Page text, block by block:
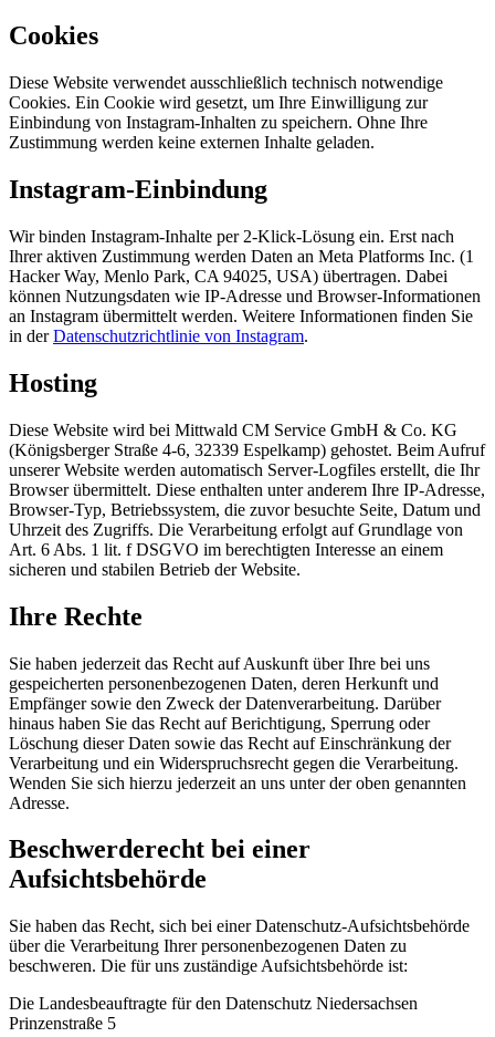
Cookies
Diese Website verwendet ausschließlich technisch notwendige
Cookies. Ein Cookie wird gesetzt, um Ihre Einwilligung zur
Einbindung von Instagram-Inhalten zu speichern. Ohne Ihre
Zustimmung werden keine externen Inhalte geladen.
Instagram-Einbindung
Wir binden Instagram-Inhalte per 2-Klick-Lösung ein. Erst nach
Ihrer aktiven Zustimmung werden Daten an Meta Platforms Inc. (1
Hacker Way, Menlo Park, CA 94025, USA) übertragen. Dabei
können Nutzungsdaten wie IP-Adresse und Browser-Informationen
an Instagram übermittelt werden. Weitere Informationen finden Sie
in derDatenschutzrichtlinie von Instagram.
Hosting
Diese Website wird bei Mittwald CM Service GmbH & Co. KG
(Königsberger Straße 4-6, 32339 Espelkamp) gehostet. Beim Aufruf
unserer Website werden automatisch Server-Logfiles erstellt, die Ihr
Browser übermittelt. Diese enthalten unter anderem Ihre IP-Adresse,
Browser-Typ, Betriebssystem, die zuvor besuchte Seite, Datum und
Uhrzeit des Zugriffs. Die Verarbeitung erfolgt auf Grundlage von
Art. 6 Abs. 1 lit. f DSGVO im berechtigten Interesse an einem
sicheren und stabilen Betrieb der Website.
Ihre Rechte
Sie haben jederzeit das Recht auf Auskunft über Ihre bei uns
gespeicherten personenbezogenen Daten, deren Herkunft und
Empfänger sowie den Zweck der Datenverarbeitung. Darüber
hinaus haben Sie das Recht auf Berichtigung, Sperrung oder
Löschung dieser Daten sowie das Recht auf Einschränkung der
Verarbeitung und ein Widerspruchsrecht gegen die Verarbeitung.
Wenden Sie sich hierzu jederzeit an uns unter der oben genannten
Adresse.
Beschwerderecht bei einer
Aufsichtsbehörde
Sie haben das Recht, sich bei einer Datenschutz-Aufsichtsbehörde
über die Verarbeitung Ihrer personenbezogenen Daten zu
beschweren. Die für uns zuständige Aufsichtsbehörde ist:
Die Landesbeauftragte für den Datenschutz Niedersachsen
Prinzenstraße 5